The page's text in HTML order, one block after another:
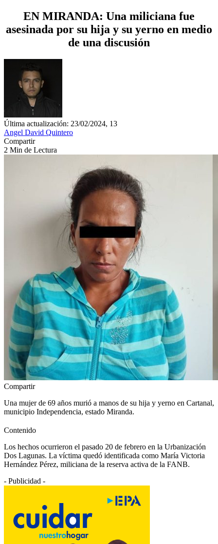
EN MIRANDA: Una miliciana fue
asesinada por su hija y su yerno en medio
de una discusión
Última actualización: 23/02/2024, 13
Angel David Quintero
Compartir
2 Min de Lectura
Compartir
Una mujer de 69 años murió a manos de su hija y yerno en Cartanal,
municipio Independencia, estado Miranda.
Contenido
Los hechos ocurrieron el pasado 20 de febrero en la Urbanización
Dos Lagunas. La víctima quedó identificada como María Victoria
Hernández Pérez, miliciana de la reserva activa de la FANB.
- Publicidad -